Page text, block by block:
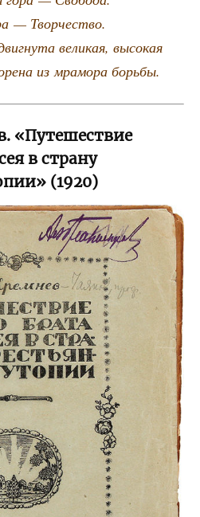
— Творчество.
вели­кая, высо­кая
из мра­мо­ра борьбы.
«Путешествие
в страну
(1920)